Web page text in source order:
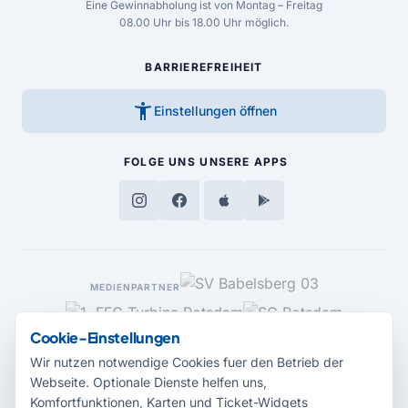
Eine Gewinnabholung ist von Montag – Freitag
08.00 Uhr bis 18.00 Uhr möglich.
BARRIEREFREIHEIT
accessibility_new Einstellungen öffnen
FOLGE UNS UNSERE APPS
MEDIENPARTNER
Cookie-Einstellungen
Wir nutzen notwendige Cookies fuer den Betrieb der
Webseite. Optionale Dienste helfen uns,
Komfortfunktionen, Karten und Ticket-Widgets